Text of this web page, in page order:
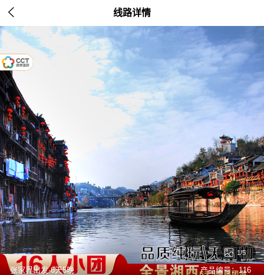
 线路详情
 1/5
张家界出发·6天5晚 产品编号：116